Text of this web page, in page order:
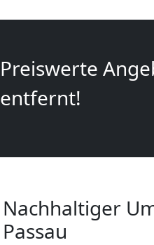
Preiswerte
entfernt!
Nachhaltiger
Passau